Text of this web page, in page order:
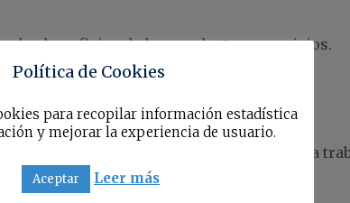
los beneficios de los productos y servicios.
de los clientes en los puntos de venta
el “consumer experience”.
Política de Cookies
para recopilar información estadística
y mejorar la experiencia de usuario.
Aceptar Leer más